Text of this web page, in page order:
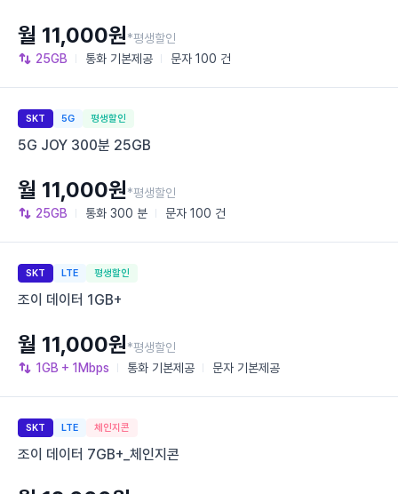
25GB 통화 기본제공 문자 100 건
월 11,000원*평생할인
SKT 5G 평생할인
5G JOY 300분 25GB
25GB 통화 300 분 문자 100 건
월 11,000원*평생할인
SKT LTE 평생할인
조이 데이터 1GB+
1GB + 1Mbps 통화 기본제공 문자 기본제공
월 11,000원*평생할인
SKT LTE 체인지콘
조이 데이터 7GB+_체인지콘